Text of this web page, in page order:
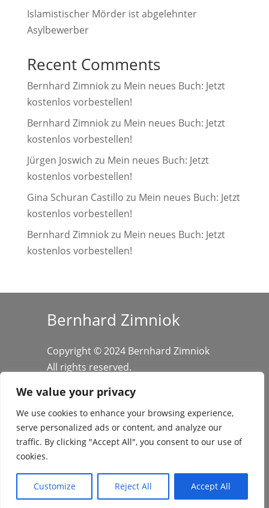
We value your privacy
We use cookies to enhance your browsing experience,
serve personalized ads or content, and analyze our
traffic. By clicking "Accept All", you consent to our use of
cookies.
Customize Reject All Accept All
Islamistischer Mörder ist abgelehnter
Asylbewerber
Recent Comments
Bernhard Zimniokzu Mein neues Buch: Jetzt
kostenlos vorbestellen!
Bernhard Zimniokzu Mein neues Buch: Jetzt
kostenlos vorbestellen!
Jürgen Joswich zu Mein neues Buch: Jetzt
kostenlos vorbestellen!
Gina Schuran Castillo zu Mein neues Buch: Jetzt
kostenlos vorbestellen!
Bernhard Zimniokzu Mein neues Buch: Jetzt
kostenlos vorbestellen!
Bernhard Zimniok
Copyright © 2024 Bernhard Zimniok
All rights reserved.
Datenschutz Impressum